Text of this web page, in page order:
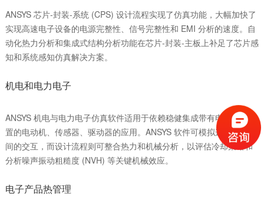
ANSYS 芯片-封装-系统 (CPS) 设计流程实现了仿真功能，大幅加快了
实现高速电子设备的电源完整性、信号完整性和 EMI 分析的速度。自
动化热力分析和集成式结构分析功能在芯片-封装-主板上补足了芯片感
知和系统感知仿真解决方案。
机电和电力电子
ANSYS 机电与电力电子仿真软件适用于依赖稳健集成带有电子控制装
置的电动机、传感器、驱动器的应用。ANSYS 软件可模拟这些组件之
间的交互，而设计流程则可整合热力和机械分析，以评估冷却策略和
分析噪声振动粗糙度 (NVH) 等关键机械效应。
电子产品热管理